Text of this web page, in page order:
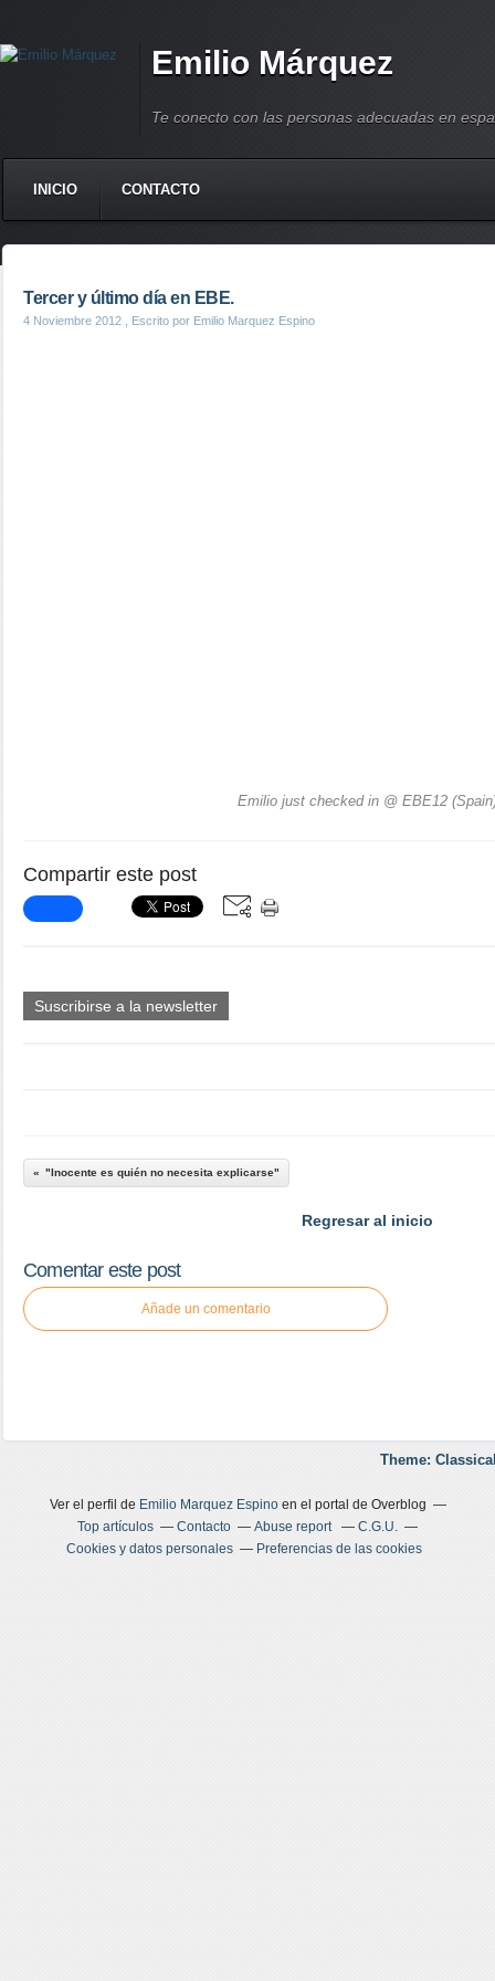
Emilio Márquez
Te conecto con las personas adecuadas en
INICIO CONTACTO
Tercer y último día en EBE.
4 Noviembre 2012 , Escrito por Emilio Marquez Espino
Emilio just checked in @ EBE12
Compartir este post
Suscribirse a la newsletter
"Inocente es quién no necesita explicarse"
Regresar al inicio
Comentar este post
Añade un comentario
Theme:
Ver el perfil de Emilio Marquez Espinoen el portal de Overblog
Top artículos
Contacto Abuse report
C.G.U.
Cookies y datos personales
Preferencias de las cookies